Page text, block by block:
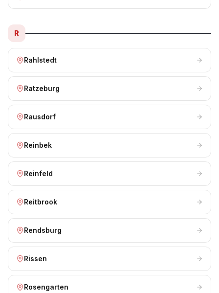
R
Rahlstedt
Ratzeburg
Rausdorf
Reinbek
Reinfeld
Reitbrook
Rendsburg
Rissen
Rosengarten